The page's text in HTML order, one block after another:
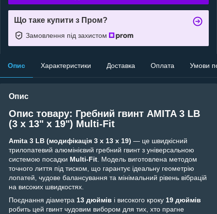
Що таке купити з Пром?
Замовлення під захистом
Опис Характеристики Доставка Оплата Умови
Опис
Опис товару: Гребний гвинт AMITA 3 LB
(3 x 13" x 19") Multi-Fit
Amita 3 LB (модифікація 3 x 13 x 19) — це швидкісний
трилопатевий алюмінієвий гребний гвинт з універсальною
системою посадки Multi-Fit. Модель виготовлена методом
точного лиття під тиском, що гарантує ідеальну геометрію
лопатей, чудове балансування та мінімальний рівень вібрацій
на високих швидкостях.
Поєднання діаметра 13 дюймів і високого кроку 19 дюймів
робить цей гвинт чудовим вибором для тих, хто прагне